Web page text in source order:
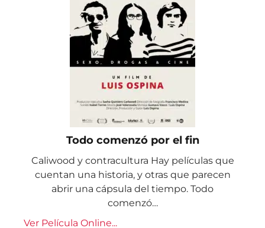
Todo comenzó por el fin
Caliwood y contracultura Hay películas que
cuentan una historia, y otras que parecen
abrir una cápsula del tiempo. Todo
comenzó…
Ver Película Online...